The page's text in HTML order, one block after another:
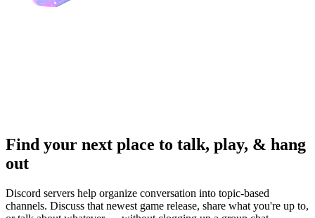
Find your next place to talk, play, & hang
out
Discord servers help organize conversation into topic-based
channels. Discuss that newest game release, share what you're up to,